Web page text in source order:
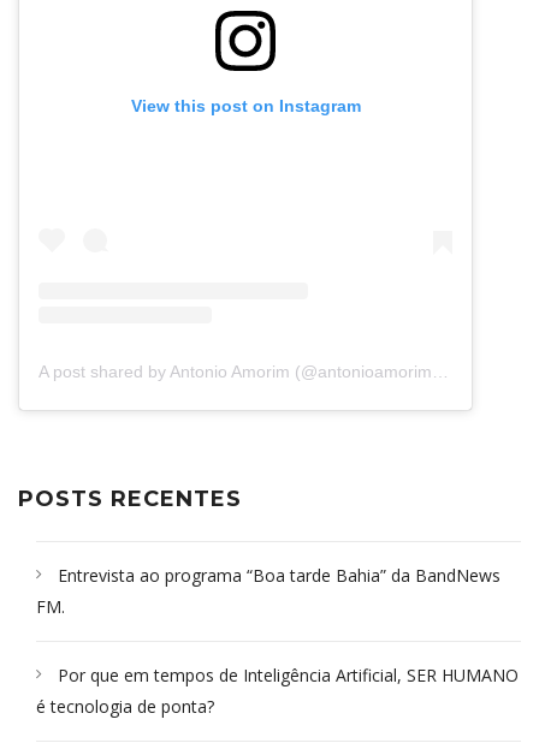
View this post on Instagram
POSTS RECENTES
Entrevista ao programa “Boa tarde Bahia” da BandNews
FM.
Por que em tempos de Inteligência Artificial, SER HUMANO
é tecnologia de ponta?